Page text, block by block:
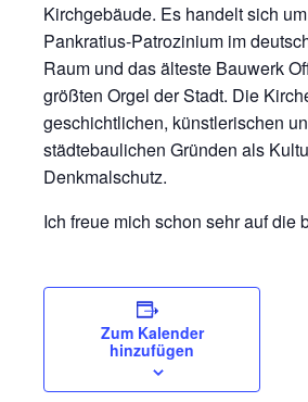
Kirchgebäude. Es handelt sich
Pankratius-Patrozinium im
Raum und das älteste Bauwerk
größten Orgel der Stadt. Die
geschichtlichen, künstlerischen
städtebaulichen Gründen als
Denkmalschutz.
Ich freue mich schon sehr auf die
Zum Kalender
hinzufügen